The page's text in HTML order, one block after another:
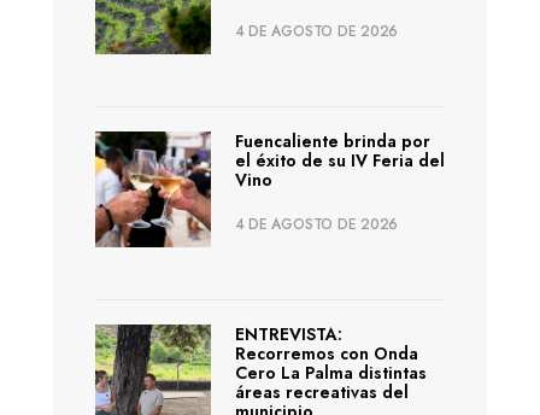
4 DE AGOSTO DE 2026
Fuencaliente brinda por
el éxito de su IV Feria del
Vino
4 DE AGOSTO DE 2026
ENTREVISTA:
Recorremos con Onda
Cero La Palma distintas
áreas recreativas del